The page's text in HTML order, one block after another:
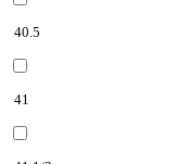
40.5
41